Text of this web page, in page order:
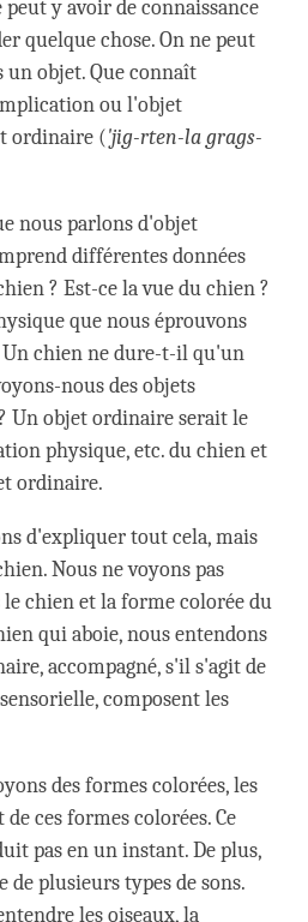
y avoir de connaissance
quelque chose. On ne peut
un objet. Que connaît
ou l'objet
ordinaire ('jig-rten-la grags-
nous parlons d'objet
différentes données
? Est-ce la vue du chien ?
que nous éprouvons
Un chien ne dure-t-il qu'un
nous des objets
Un objet ordinaire serait le
physique, etc. du chien et
ordinaire.
d'expliquer tout cela, mais
Nous ne voyons pas
chien et la forme colorée du
qui aboie, nous entendons
accompagné, s'il s'agit de
composent les
des formes colorées, les
ces formes colorées. Ce
pas en un instant. De plus,
plusieurs types de sons.
les oiseaux, la